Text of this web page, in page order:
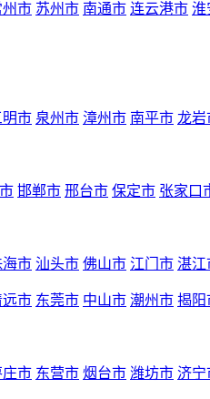
州市 苏州市 南通市 连云港市 淮
明市 泉州市 漳州市 南平市 龙岩
邯郸市 邢台市 保定市 张家口
海市 汕头市 佛山市 江门市 湛江
远市 东莞市 中山市 潮州市 揭阳
庄市 东营市 烟台市 潍坊市 济宁